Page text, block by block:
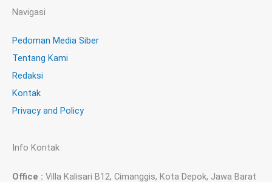
Navigasi
Pedoman Media Siber
Tentang Kami
Redaksi
Kontak
Privacy and Policy
Info Kontak
Office : Villa Kalisari B12, Cimanggis, Kota Depok, Jawa Barat